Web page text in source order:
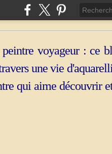
voyageur : ce
une vie
qui aime découvrir